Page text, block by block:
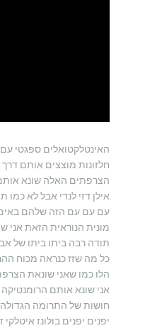
האינטלקטואלים ספגטי
חלזונות מוצצים אותם
הצרפתים האלה שונא
אילן דזי לנדי אבל לא
עם עם עם הזה שלהם
מונית הנוראית הזאת אני
תודה רבה ביתו ביתו של
כל מה שזז כנראה מכוח
הלו כמו שאני שונאת
אני שונא אותם
חושות של התרומה
יפנים יפנים בולונז